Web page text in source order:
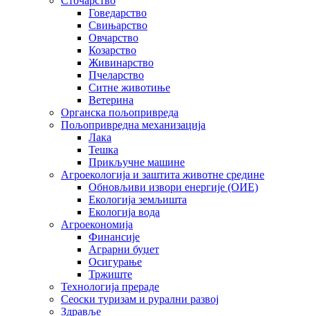
Говедарство
Свињарство
Овчарство
Козарство
Живинарство
Пчеларство
Ситне животиње
Ветерина
Органска пољопривреда
Пољопривредна механизација
Лака
Тешка
Прикључне машине
Агроекологија и заштита животне средине
Обновљиви извори енергије (ОИЕ)
Екологија земљишта
Екологија вода
Агроекономија
Финансије
Аграрни буџет
Осигурање
Тржиште
Технологија прераде
Сеоски туризам и рурални развој
Здравље